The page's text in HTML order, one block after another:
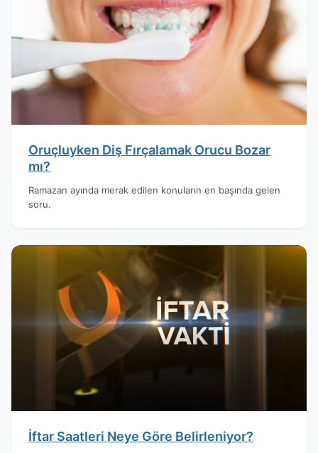
Oruçluyken Diş Fırçalamak Orucu Bozar
mı?
Ramazan ayında merak edilen konuların en başında gelen
soru.
İftar Saatleri Neye Göre Belirleniyor?